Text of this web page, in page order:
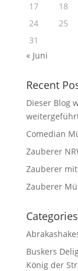
17
18
24
25
31
« Juni
Recent
Dieser Blog
Comedian
Zauberer
Zauberer
Zauberer
Categories
Buskers
König der